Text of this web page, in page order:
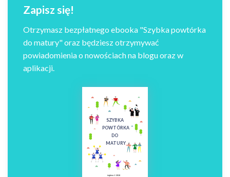
Zapisz się!
Otrzymasz bezpłatnego ebooka "Szybka powtórka
do matury" oraz będziesz otrzymywać
powiadomienia o nowościach na blogu oraz w
aplikacji.
SZYBKA
POWTÓRKA
DO
MATURY
ingless © 2018